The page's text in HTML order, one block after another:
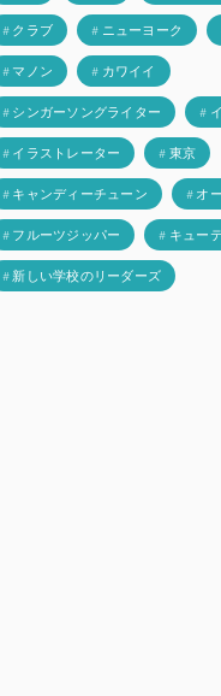
# クラブ # ニューヨーク
# マノン # カワイイ
# シンガーソングライター #
# イラストレーター # 東京
# キャンディーチューン # オ
# フルーツジッパー # キュー
# 新しい学校のリーダーズ